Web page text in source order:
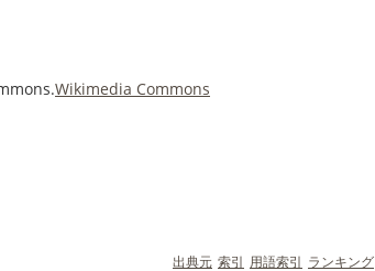
Wikimedia Commons
出典元 索引 用語索引 ランキング